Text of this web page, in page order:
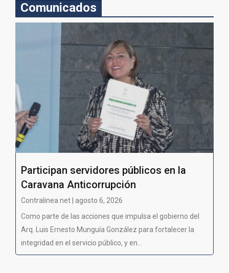
Comunicados
Participan servidores públicos en la
Caravana Anticorrupción
Contralinea net | agosto 6, 2026
Como parte de las acciones que impulsa el gobierno del
Arq. Luis Ernesto Munguía González para fortalecer la
integridad en el servicio público, y en...